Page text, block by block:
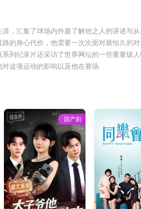
涯，汇集了球场内外最了解他之人的讲述
的身心代价，他需要一次次面对最恒久的
列纪录片还采访了世界网坛的一些重量级
这项运动的影响以及他在赛场
国产剧